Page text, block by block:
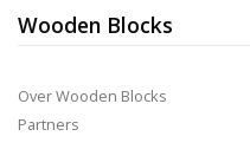
Wooden Blocks
Over Wooden Blocks
Partners